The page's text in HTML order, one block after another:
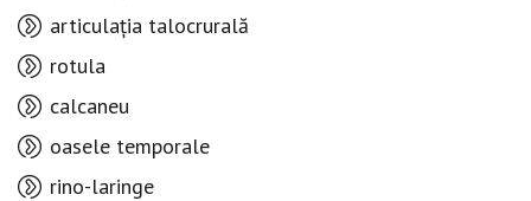
articulația talocrurală
rotula
calcaneu
oasele temporale
rino-laringe